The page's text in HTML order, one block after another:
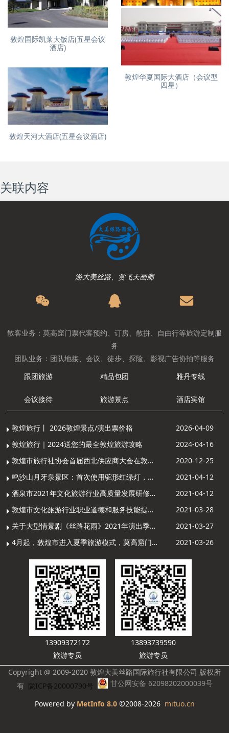
敦煌国际凯莱大饭店(五星会议
酒店)
敦煌山庄(四星特色会议型酒店)
敦煌华夏国际大酒店（会议型
四星）
敦煌天河大酒店(五星会议酒店)
关联内容
游大美丝路、赏飞天画廊
散客业务：莫高窟门票代客预约、订房、散拼、自由行等旅游定制服
务
团队业务：团队地接、会议、徒步、探险、影视广告协拍等服务
跟团旅游
精品包团 雅丹专线
会议接待 旅游景点 酒店宾馆
敦煌旅行丨 2026敦煌景点/演出票价格
2026-04-09
敦煌旅行｜2024送您的最全敦煌旅游攻略
2024-04-16
敦煌市旅行社协会首届西北供应商大会在敦煌召开
2020-12-25
鸣沙山月牙泉景区：首次使用驼形红绿灯，骆驼“看驼灯绿了”走起来
2021-04-12
酒泉市2021年文化旅游行业高质量发展研修提升培训班敦煌分训点开班
2021-04-12
敦煌市文化旅游行业职业道德和服务技能提升导游专项培训成功举办
2021-03-28
关于大型情景剧《丝路花雨》2021年演出季开演的通知
2021-03-27
4月起，敦煌市进入夏季旅游模式，莫高窟门票价格调整
2021-03-26
13909372172
旅游专员
13893739590
旅游专员
Copyright @ 2009-2020 敦煌大美丝路国际旅行社有限公司 版权所
有 陇ICP备20000790号 甘公网安备 62098202000039号
Powered by MetInfo 8.0©2008-2026 mituo.cn